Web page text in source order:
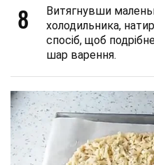
8
Витягнувши
холодильника,
спосіб, щоб
шар варення.